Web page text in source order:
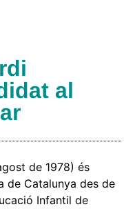
al
de 1978) és
de Catalunya des de
Infantil de